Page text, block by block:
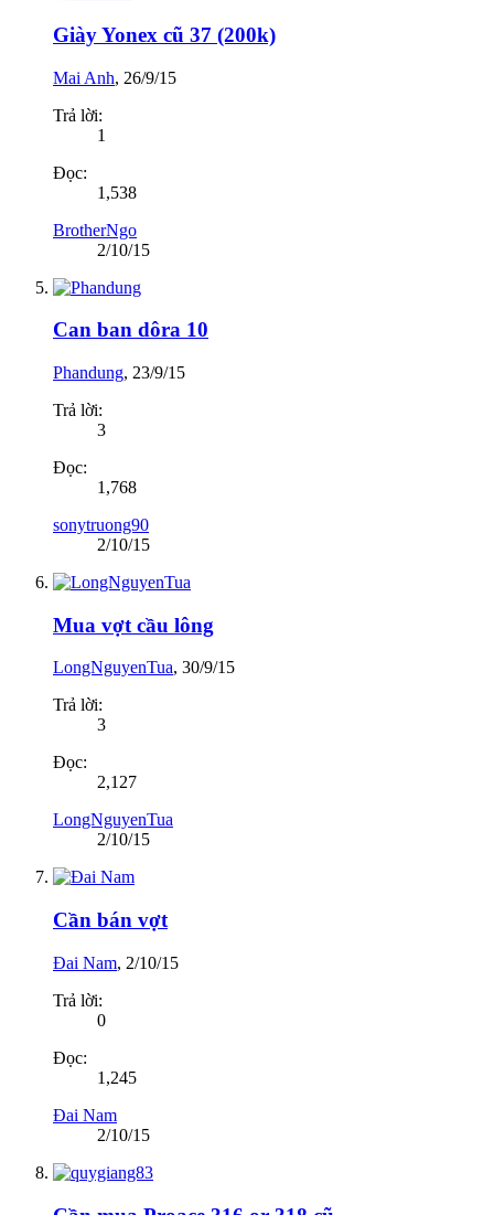
Giày Yonex cũ 37 (200k)
Mai Anh, 26/9/15
Trả lời:
1
Đọc:
1,538
BrotherNgo
2/10/15
Can ban dôra 10
Phandung, 23/9/15
Trả lời:
3
Đọc:
1,768
sonytruong90
2/10/15
Mua vợt cầu lông
LongNguyenTua, 30/9/15
Trả lời:
3
Đọc:
2,127
LongNguyenTua
2/10/15
Cần bán vợt
Đai Nam, 2/10/15
Trả lời:
0
Đọc:
1,245
Đai Nam
2/10/15